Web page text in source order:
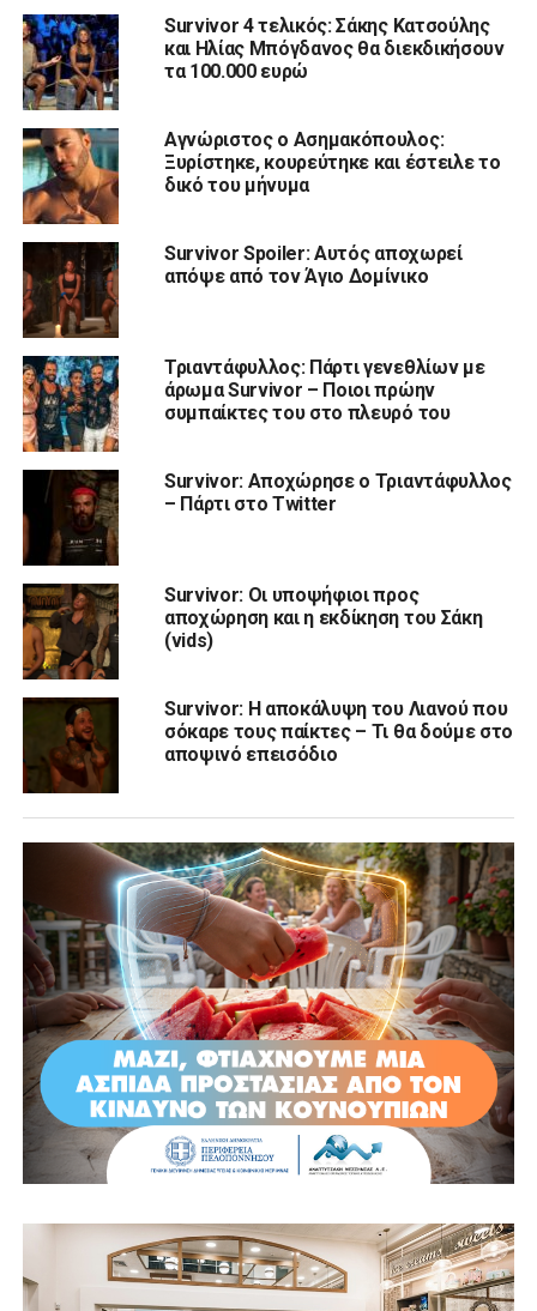
Survivor 4 τελικός: Σάκης Κατσούλης
και Ηλίας Μπόγδανος θα διεκδικήσουν
τα 100.000 ευρώ
Αγνώριστος ο Ασημακόπουλος:
Ξυρίστηκε, κουρεύτηκε και έστειλε το
δικό του μήνυμα
Survivor Spoiler: Αυτός αποχωρεί
απόψε από τον Άγιο Δομίνικο
Τριαντάφυλλος: Πάρτι γενεθλίων με
άρωμα Survivor – Ποιοι πρώην
συμπαίκτες του στο πλευρό του
Survivor: Αποχώρησε o Τριαντάφυλλος
– Πάρτι στο Twitter
Survivor: Οι υποψήφιοι προς
αποχώρηση και η εκδίκηση του Σάκη
(vids)
Survivor: Η αποκάλυψη του Λιανού που
σόκαρε τους παίκτες – Τι θα δούμε στο
αποψινό επεισόδιο